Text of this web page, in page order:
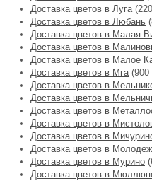
Доставка цветов в Луга
Доставка цветов в Любань
Доставка цветов в Малая
Доставка цветов в
Доставка цветов в Малое
Доставка цветов в Мга(900
Доставка цветов в
Доставка цветов в
Доставка цветов в
Доставка цветов в
Доставка цветов в
Доставка цветов в
Доставка цветов в Мурино
Доставка цветов в